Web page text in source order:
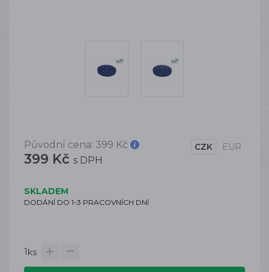
Původní cena: 399 Kč
399 Kč s DPH
CZK EUR
SKLADEM
DODÁNÍ DO 1-3 PRACOVNÍCH DNÍ
1ks